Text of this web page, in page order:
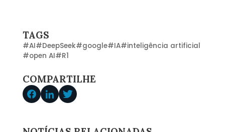
TAGS
#AI#DeepSeek#google#IA#inteligência artificial
#open AI#R1
COMPARTILHE